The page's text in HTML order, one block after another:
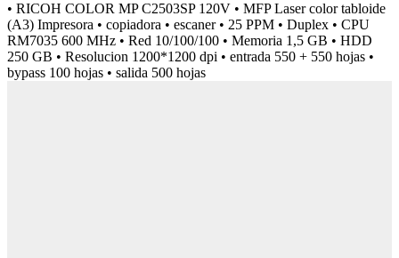
• RICOH COLOR MP C2503SP 120V • MFP Laser color tabloide
(A3) Impresora • copiadora • escaner • 25 PPM • Duplex • CPU
RM7035 600 MHz • Red 10/100/100 • Memoria 1,5 GB • HDD
250 GB • Resolucion 1200*1200 dpi • entrada 550 + 550 hojas •
bypass 100 hojas • salida 500 hojas